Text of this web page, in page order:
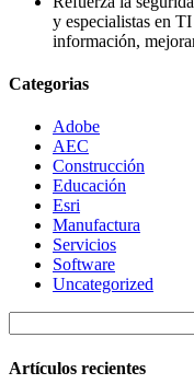
y especialistas en
información,
Categorias
Adobe
AEC
Construcción
Educación
Esri
Manufactura
Servicios
Software
Uncategorized
Artículos recientes